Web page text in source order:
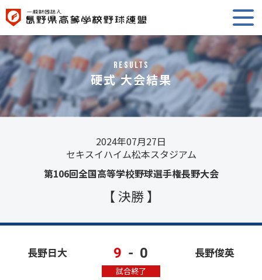
RESULTS
硬式 大会結果
2024年07月27日
セキスイハイム松本スタジアム
第106回全国高等学校野球選手権長野大会
【 決勝 】
長野日大 9 - 0
試合終了
長野俊英